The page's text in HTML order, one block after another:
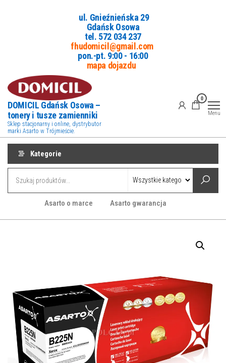
ul. Gnieźnieńska 29
Gdańsk Osowa
tel. 572 034 237
fhudomicil@gmail.com
pon.-pt. 9:00 - 16:00
mapa dojazdu
DOMICIL Gdańsk Osowa –
tonery i tusze zamienniki
Sklep stacjonarny i online, dystrybutor
marki Asarto w Trójmieście.
0
Menu
Kategorie
Asarto o marce Asarto gwarancja